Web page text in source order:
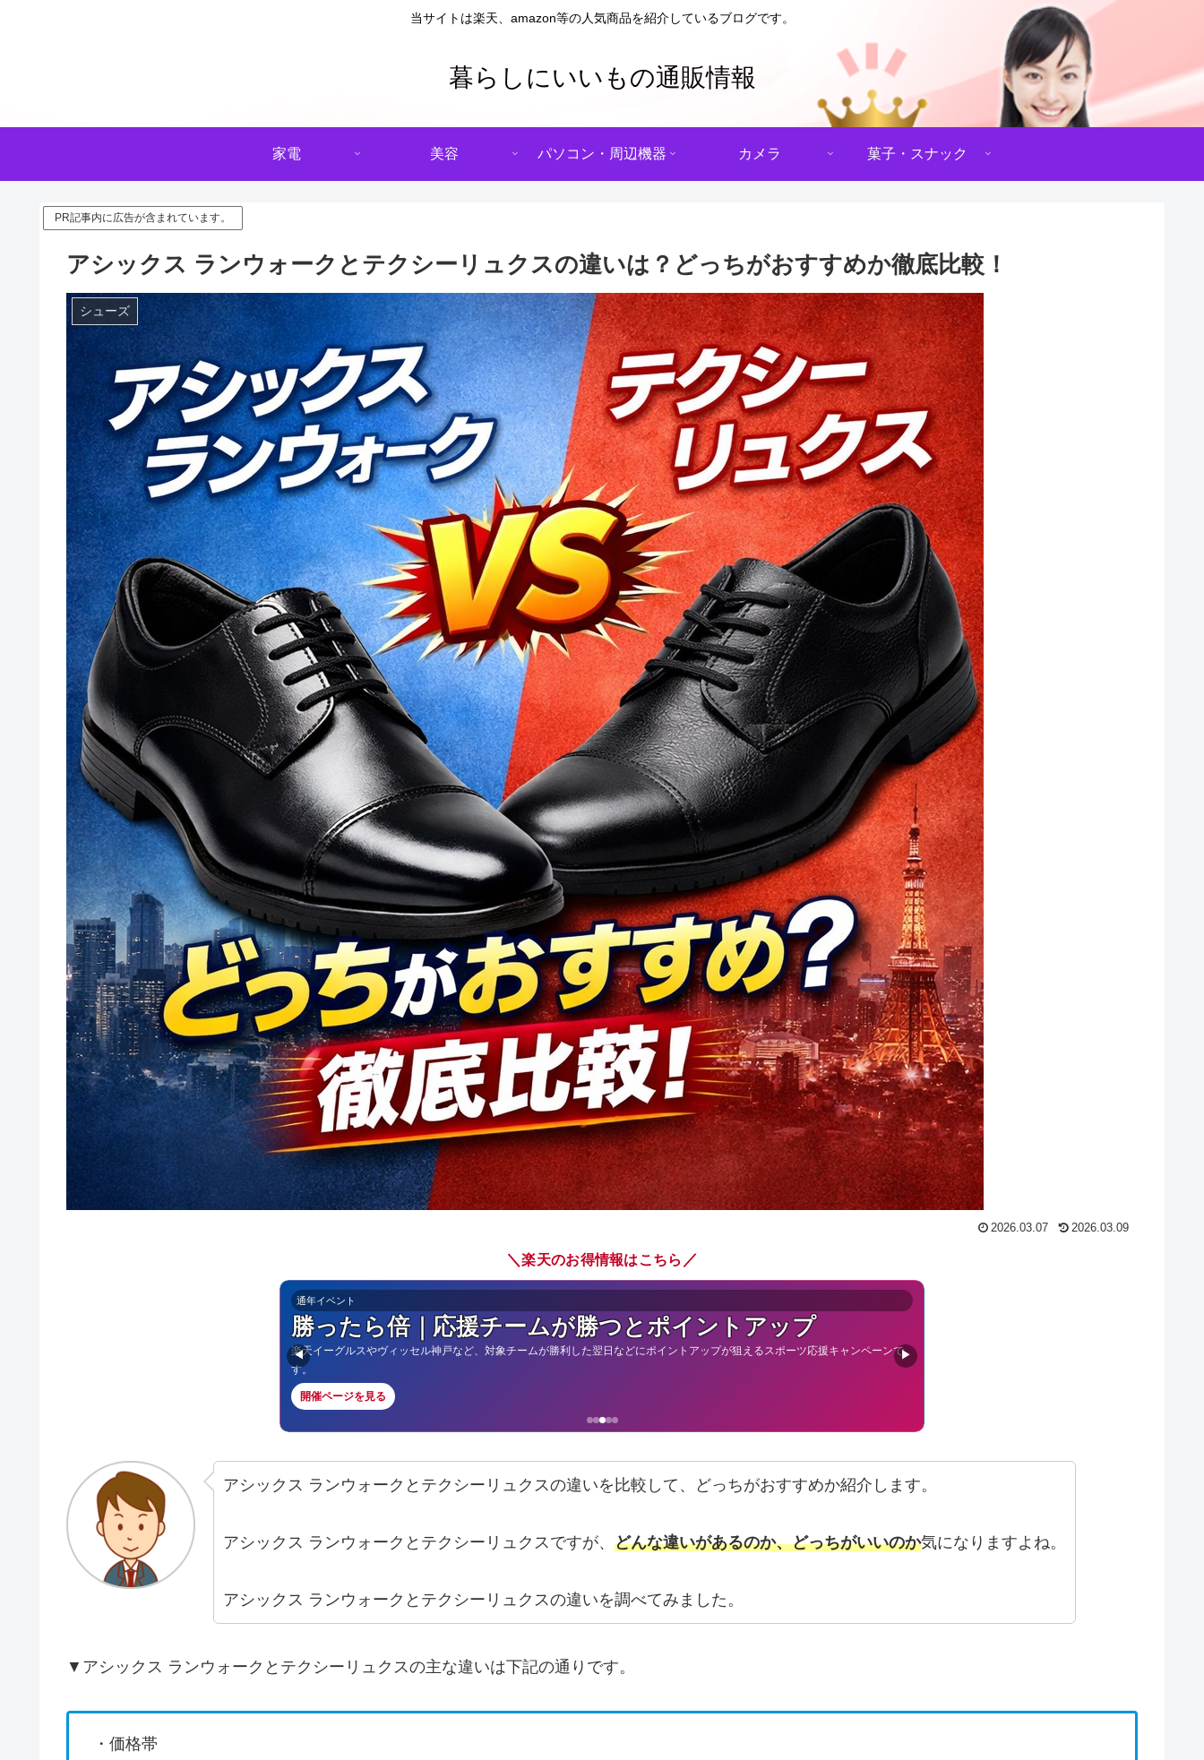
当サイトは楽天、amazon等の人気商品を紹介しているブログです。
暮らしにいいもの通販情報
家電 美容 パソコン・周辺機器 カメラ 菓子・スナック
PR記事内に広告が含まれています。
アシックス ランウォークとテクシーリュクスの違いは？どっちがおすすめか徹底比較！
シューズ
2026.03.07 2026.03.09
＼楽天のお得情報はこちら ／
通年イベント
勝ったら倍｜応援チームが勝つとポイントアップ
楽天イーグルスやヴィッセル神戸など、対象チームが勝利した翌日などにポイントアップが狙えるスポーツ応援キャンペーンで
す。
開催ページを見る
◀ ▶
アシックス ランウォークとテクシーリュクスの違いを比較して、どっちがおすすめか紹介します。
アシックス ランウォークとテクシーリュクスですが、 どんな違いがあるのか、どっちがいいのか気になりますよね。
アシックス ランウォークとテクシーリュクスの違いを調べてみました。
▼アシックス ランウォークとテクシーリュクスの主な違いは下記の通りです。
・価格帯